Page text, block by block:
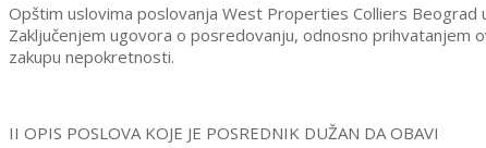
Opštim uslovima poslovanja West Properties Colliers
Zaključenjem ugovora o posredovanju, odnosno prihvatanjem
zakupu nepokretnosti.
II OPIS POSLOVA KOJE JE POSREDNIK DUŽAN DA OBAVI